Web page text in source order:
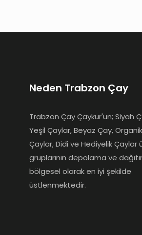
Neden Trabzon Çay
Trabzon Çay Çaykur'un; Siyah
Yeşil Çaylar, Beyaz Çay, Organik
Çaylar, Didi ve Hediyelik Çaylar
gruplarının depolama ve
bölgesel olarak en iyi şekilde
üstlenmektedir.